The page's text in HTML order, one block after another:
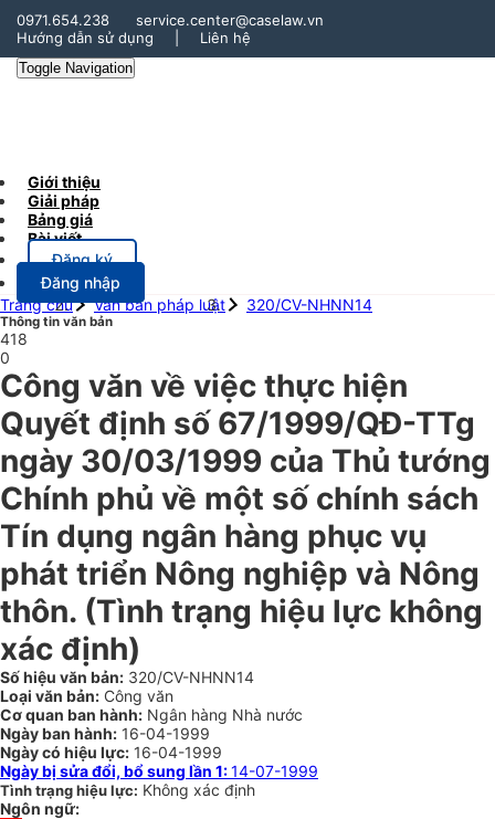
0971.654.238
service.center@caselaw.vn
Hướng dẫn sử dụng
Liên hệ
Toggle Navigation
Giới thiệu
Giải pháp
Bảng giá
Bài viết
Đăng ký
Đăng nhập
Trang chủ
Văn bản pháp luật 320/CV-NHNN14
Thông tin văn bản
418
0
Công văn về việc thực hiện
Quyết định số 67/1999/QĐ-TTg
ngày 30/03/1999 của Thủ tướng
Chính phủ về một số chính sách
Tín dụng ngân hàng phục vụ
phát triển Nông nghiệp và Nông
thôn. (Tình trạng hiệu lực không
xác định)
Số hiệu văn bản: 320/CV-NHNN14
Loại văn bản: Công văn
Cơ quan ban hành: Ngân hàng Nhà nước
Ngày ban hành: 16-04-1999
Ngày có hiệu lực: 16-04-1999
Ngày bị sửa đổi, bổ sung lần 1:14-07-1999
Tình trạng hiệu lực: Không xác định
Ngôn ngữ: